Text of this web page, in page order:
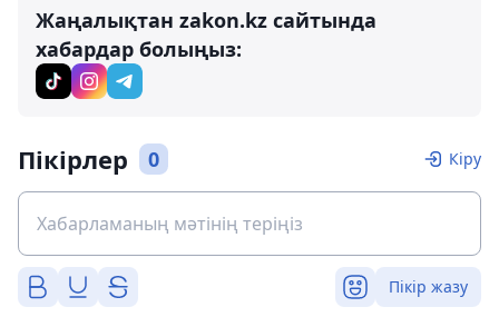
Жаңалықтан zakon.kz сайтында
хабардар болыңыз:
Пікірлер 0 Кіру
Пікір жазу